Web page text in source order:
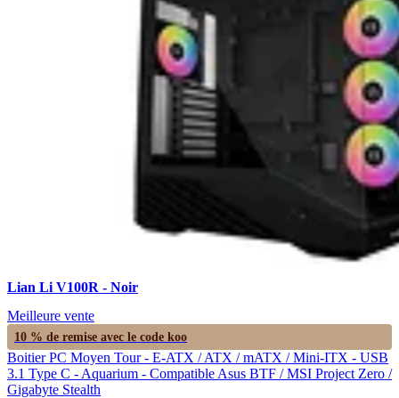
Lian Li V100R - Noir
Meilleure vente
10 % de remise avec le code koo
Boitier PC Moyen Tour - E-ATX / ATX / mATX / Mini-ITX - USB
3.1 Type C - Aquarium - Compatible Asus BTF / MSI Project Zero /
Gigabyte Stealth